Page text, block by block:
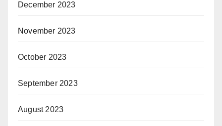
December 2023
November 2023
October 2023
September 2023
August 2023